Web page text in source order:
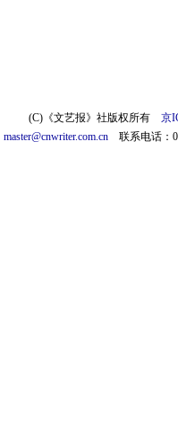
(C)《文艺报》社版权所有 京
master@cnwriter.com.cn 联系电话：